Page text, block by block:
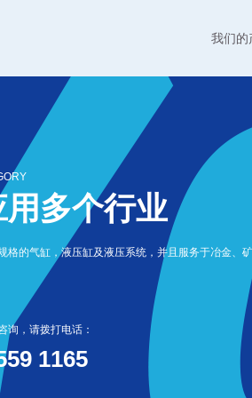
我们的
多个行业
格的气缸，液压缸及液压系统，并且服务于冶金、
询，请拨打电话：
1165